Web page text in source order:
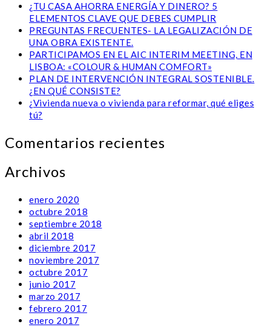
¿TU CASA AHORRA ENERGÍA Y DINERO? 5
ELEMENTOS CLAVE QUE DEBES CUMPLIR
PREGUNTAS FRECUENTES- LA LEGALIZACIÓN DE
UNA OBRA EXISTENTE.
PARTICIPAMOS EN EL AIC INTERIM MEETING, EN
LISBOA: «COLOUR & HUMAN COMFORT»
PLAN DE INTERVENCIÓN INTEGRAL SOSTENIBLE.
¿EN QUÉ CONSISTE?
¿Vivienda nueva o vivienda para reformar, qué eliges
tú?
Comentarios recientes
Archivos
enero 2020
octubre 2018
septiembre 2018
abril 2018
diciembre 2017
noviembre 2017
octubre 2017
junio 2017
marzo 2017
febrero 2017
enero 2017